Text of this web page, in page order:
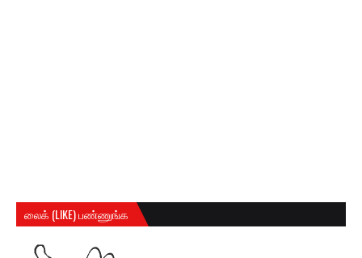
லைக் (LIKE) பண்ணுங்க